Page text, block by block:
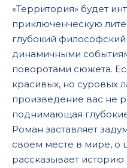
065
067
068
069
070
072
«Территория» будет
приключенческую
глубокий
динамичными
поворотами сюжета.
красивых, но суровых
произведение вас не
поднимающая
Роман заставляет
своем месте в мире, о
рассказывает